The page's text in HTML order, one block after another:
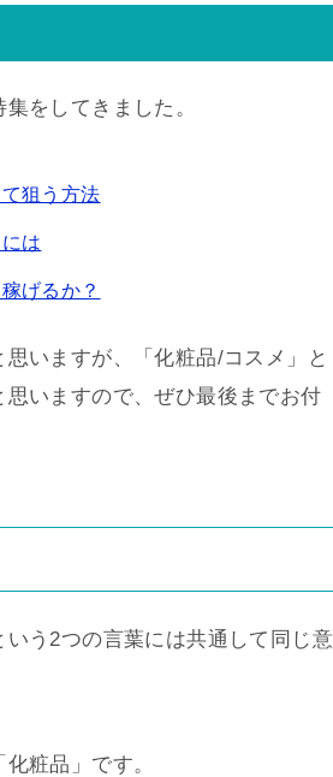
をしてきました。
狙う方法
は
げるか？
いますが、「化粧品/コスメ」と
いますので、ぜひ最後までお付
う2つの言葉には共通して同じ意
粧品」です。